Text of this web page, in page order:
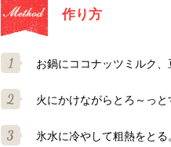
作り方
お鍋にココナッツミルク
火にかけながらとろ～っと
氷水に冷やして粗熱をとる